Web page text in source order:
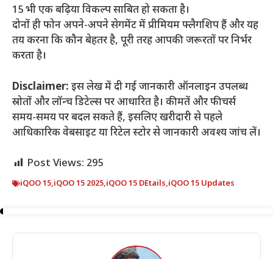
15 भी एक बढ़िया विकल्प साबित हो सकता है।
दोनों ही फोन अपने-अपने सेगमेंट में प्रीमियम फ्लैगशिप हैं और यह
तय करना कि कौन बेहतर है, पूरी तरह आपकी जरूरतों पर निर्भर
करता है।
Disclaimer: इस लेख में दी गई जानकारी ऑनलाइन उपलब्ध
स्रोतों और लॉन्च डिटेल्स पर आधारित है। कीमतें और फीचर्स
समय-समय पर बदल सकते हैं, इसलिए खरीदारी से पहले
आधिकारिक वेबसाइट या रिटेल स्टोर से जानकारी अवश्य जांच लें।
Post Views: 295
iQOO 15,iQOO 15 2025,iQOO 15 DEtails,iQOO 15 Updates